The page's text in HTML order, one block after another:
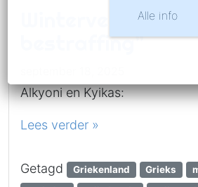
Winterverhalen:
bestraffing”
Alkyoni en Kyikas:
Lees verder »
Getagd Griekenland Grieks
Alle info